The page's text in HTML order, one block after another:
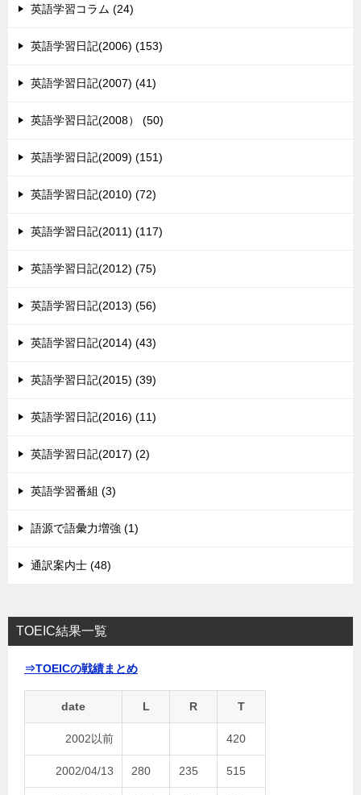
英語学習コラム (24)
英語学習日記(2006) (153)
英語学習日記(2007) (41)
英語学習日記(2008） (50)
英語学習日記(2009) (151)
英語学習日記(2010) (72)
英語学習日記(2011) (117)
英語学習日記(2012) (75)
英語学習日記(2013) (56)
英語学習日記(2014) (43)
英語学習日記(2015) (39)
英語学習日記(2016) (11)
英語学習日記(2017) (2)
英語学習番組 (3)
語源で語彙力増強 (1)
通訳案内士 (48)
TOEIC結果一覧
⇒TOEICの戦績まとめ
date L R T
2002以前 420
2002/04/13 280 235 515